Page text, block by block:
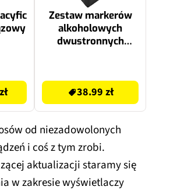
Zestaw markerów
alkoholowych
dwustronnych
38.99 zł
od niezadowolonych
i coś z tym zrobi.
aktualizacji staramy się
w zakresie wyświetlaczy